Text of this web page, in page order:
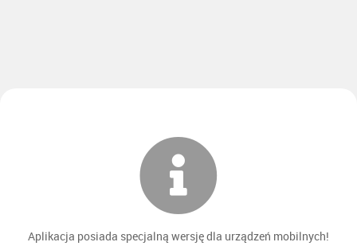
Aplikacja posiada specjalną wersję dla urządzeń mobilnych!